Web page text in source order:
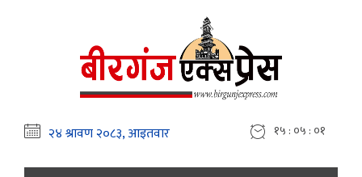
१५ : ०५ : ०२